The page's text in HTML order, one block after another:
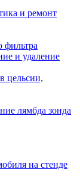
и ремонт
фильтра
и удаление
цельсии,
лямбда зонда
на стенде